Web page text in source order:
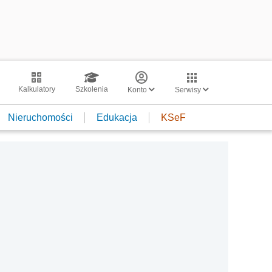
Kalkulatory Szkolenia Konto Serwisy
Nieruchomości Edukacja KSeF